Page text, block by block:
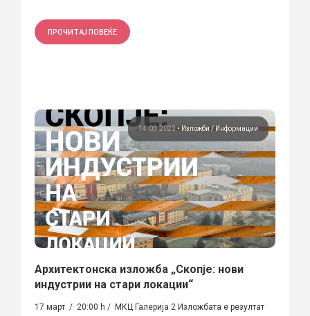
ПРОЧИТАЈ ПОВЕЌЕ
14.03.2023•Изложби Информации
Архитектонска изложба „Скопје: нови
индустрии на стари локации“
17 март / 20:00 h / МКЦ Галерија 2 Изложбата е резултат